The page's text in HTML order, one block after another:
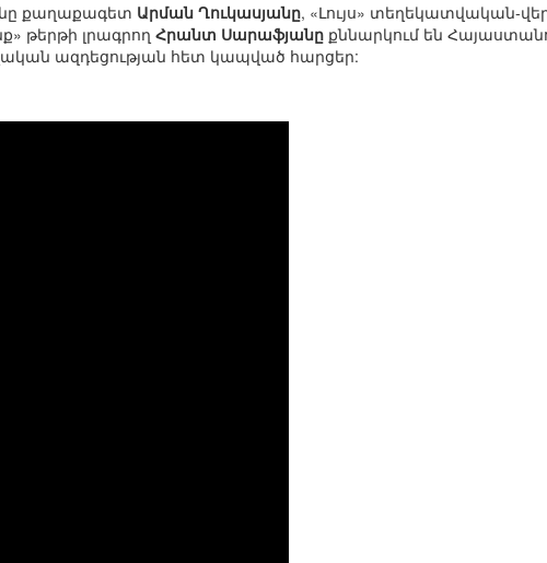
քաղաքագետ Արման Ղուկասյանը, «Լույս» տեղեկատվական-
թերթի լրագրող Հրանտ Սարաֆյանը քննարկում են
ազդեցության հետ կապված հարցեր: